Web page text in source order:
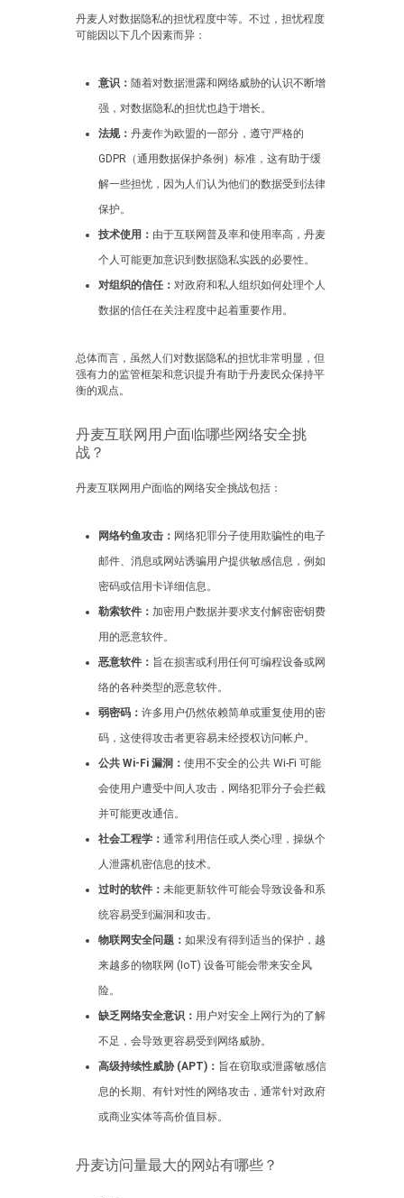
丹麦人对数据隐私的担忧程度中等。不过，担忧程度
可能因以下几个因素而异：
意识： 随着对数据泄露和网络威胁的认识不断增
强，对数据隐私的担忧也趋于增长。
法规： 丹麦作为欧盟的一部分，遵守严格的
GDPR（通用数据保护条例）标准，这有助于缓
解一些担忧，因为人们认为他们的数据受到法律
保护。
技术使用： 由于互联网普及率和使用率高，丹麦
个人可能更加意识到数据隐私实践的必要性。
对组织的信任： 对政府和私人组织如何处理个人
数据的信任在关注程度中起着重要作用。
总体而言，虽然人们对数据隐私的担忧非常明显，但
强有力的监管框架和意识提升有助于丹麦民众保持平
衡的观点。
丹麦互联网用户面临哪些网络安全挑
战？
丹麦互联网用户面临的网络安全挑战包括：
网络钓鱼攻击： 网络犯罪分子使用欺骗性的电子
邮件、消息或网站诱骗用户提供敏感信息，例如
密码或信用卡详细信息。
勒索软件： 加密用户数据并要求支付解密密钥费
用的恶意软件。
恶意软件： 旨在损害或利用任何可编程设备或网
络的各种类型的恶意软件。
弱密码： 许多用户仍然依赖简单或重复使用的密
码，这使得攻击者更容易未经授权访问帐户。
公共 Wi-Fi 漏洞： 使用不安全的公共 Wi-Fi 可能
会使用户遭受中间人攻击，网络犯罪分子会拦截
并可能更改通信。
社会工程学： 通常利用信任或人类心理，操纵个
人泄露机密信息的技术。
过时的软件： 未能更新软件可能会导致设备和系
统容易受到漏洞和攻击。
物联网安全问题： 如果没有得到适当的保护，越
来越多的物联网 (IoT) 设备可能会带来安全风
险。
缺乏网络安全意识： 用户对安全上网行为的了解
不足，会导致更容易受到网络威胁。
高级持续性威胁 (APT)： 旨在窃取或泄露敏感信
息的长期、有针对性的网络攻击，通常针对政府
或商业实体等高价值目标。
丹麦访问量最大的网站有哪些？